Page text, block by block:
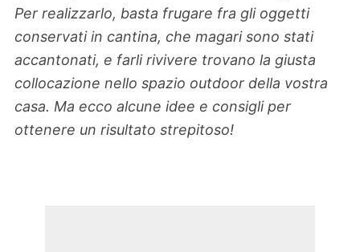
Per realizzarlo, basta frugare fra gli oggetti
conservati in cantina, che magari sono stati
accantonati, e farli rivivere trovano la giusta
collocazione nello spazio outdoor della vostra
casa. Ma ecco alcune idee e consigli per
ottenere un risultato strepitoso!